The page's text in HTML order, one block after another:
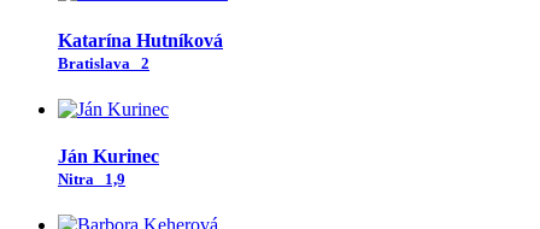
Katarína Hutníková
Bratislava 2
Ján Kurinec
Nitra 1,9